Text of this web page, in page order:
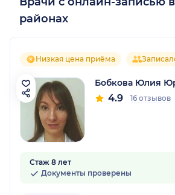
районах
Низкая цена приёма
Бобкова Юлия
4.9 16 отзывов
Стаж 8 лет
Документы проверены